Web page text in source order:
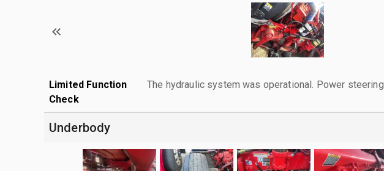
Limited Function
Check
The hydraulic system was operational. Power steering
Underbody